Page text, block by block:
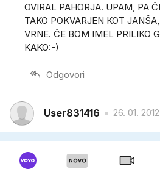
OVIRAL PAHORJA. UPAM, PA
TAKO POKVARJEN KOT
VRNE. ČE BOM IMEL PRILIKO
KAKO:-)
Odgovori
User831416 26. 01.
Odgovori